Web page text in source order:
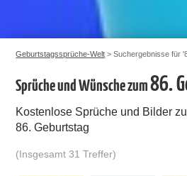
Geburtstagssprüche-Welt > Suchergebnisse für
Sprüche und Wünsche zum86.
Kostenlose Sprüche und Bilder
86. Geburtstag
(Insgesamt 31 Treffer)